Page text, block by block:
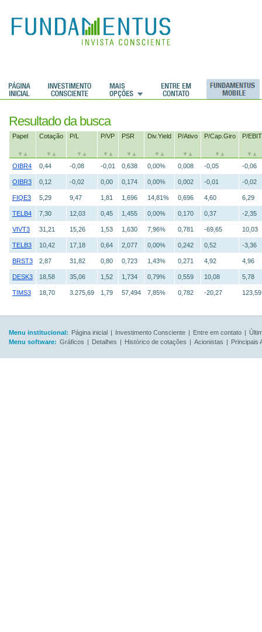
Resultado da busca
Papel Cotação P/L P/VP PSR Div.Yield P/Ativo P/Cap.Giro P/EBIT
OIBR4 0,44 -0,08 -0,01 0,638 0,00% 0,008 -0,05 -0,06
OIBR3 0,12 -0,02 0,00 0,174 0,00% 0,002 -0,01 -0,02
FIQE3 5,29 9,47 1,81 1,696 14,81% 0,696 4,60 6,29
TELB4 7,30 12,03 0,45 1,455 0,00% 0,170 0,37 -2,35
VIVT3 31,21 15,26 1,53 1,630 7,96% 0,781 -69,65 10,03
TELB3 10,42 17,18 0,64 2,077 0,00% 0,242 0,52 -3,36
BRST3 2,87 31,82 0,80 0,723 1,43% 0,271 4,92 4,96
DESK3 18,58 35,06 1,52 1,734 0,79% 0,559 10,08 5,78
TIMS3 18,70 3.275,69 1,79 57,494 7,85% 0,782 -20,27 123,59
Menu institucional: Página inicial | Investimento Consciente | Entre em contato |
Menu software: Gráficos | Detalhes | Histórico de cotações | Acionistas | Principais